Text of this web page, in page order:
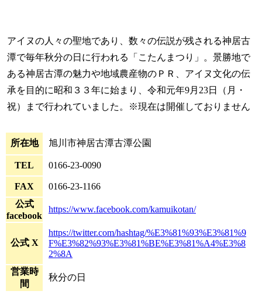
アイヌの人々の聖地であり、数々の伝説が残される神居古
潭で毎年秋分の日に行われる「こたんまつり」。景勝地で
ある神居古潭の魅力や地域農産物のＰＲ、アイヌ文化の伝
承を目的に昭和３３年に始まり、令和元年9月23日（月・
祝）まで行われていました。※現在は開催しておりません
所在地 旭川市神居古潭古潭公園
TEL 0166-23-0090
FAX
0166-23-1166
公式
facebook
https://www.facebook.com/kamuikotan/
公式 X
https://twitter.com/hashtag/%E3%81%93%E3%81%9
F%E3%82%93%E3%81%BE%E3%81%A4%E3%8
2%8A
営業時
間
秋分の日